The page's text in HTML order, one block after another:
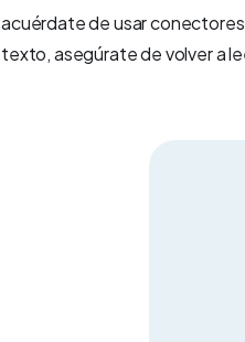
acuérdate de usar conectores
texto, asegúrate de volver a